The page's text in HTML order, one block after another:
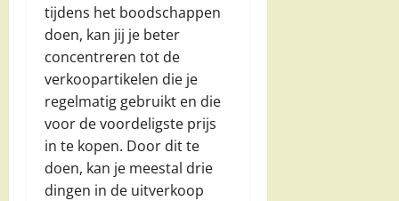
tijdens het boodschappen
doen, kan jij je beter
concentreren tot de
verkoopartikelen die je
regelmatig gebruikt en die
voor de voordeligste prijs
in te kopen. Door dit te
doen, kan je meestal drie
dingen in de uitverkoop